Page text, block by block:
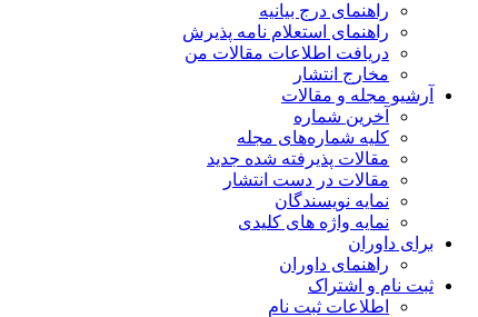
راهنمای درج بیانیه
راهنمای استعلام نامه پذیرش
دریافت اطلاعات مقالات من
مخارج انتشار
آرشیو مجله و مقالات
آخرین شماره
کلیه شماره‌های مجله
مقالات پذیرفته شده جدید
مقالات در دست انتشار
نمایه نویسندگان
نمایه واژه های کلیدی
برای داوران
راهنمای داوران
ثبت نام و اشتراک
اطلاعات ثبت نام